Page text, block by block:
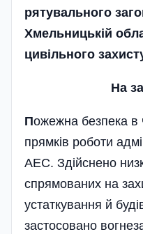
рятувального
Хмельницькій
цивільного
На
Пожежна безпека в
прямків роботи
АЕС. Здійснено
спрямованих на
устаткування й
застосовано